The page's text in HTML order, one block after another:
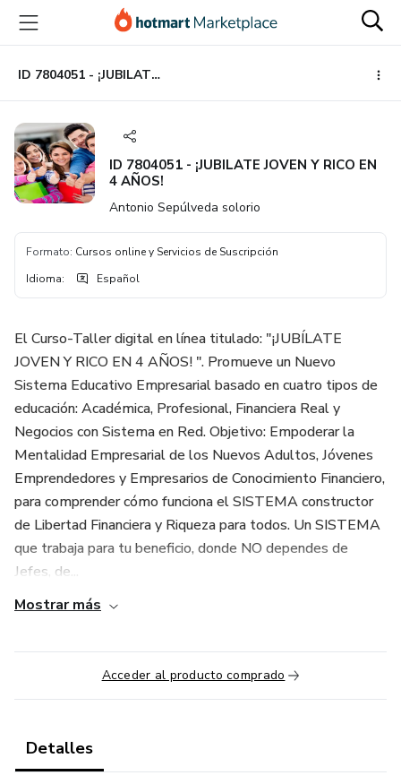
principal
página
de
página
ID 7804051 - ¡JUBILATE JOVEN Y RICO EN 4 AÑOS!
ID 7804051 - ¡JUBILATE JOVEN Y RICO EN
4 AÑOS!
Antonio Sepúlveda solorio
Formato: Cursos online y Servicios de Suscripción
Idioma: Español
El Curso-Taller digital en línea titulado: "¡JUBÍLATE
JOVEN Y RICO EN 4 AÑOS! ". Promueve un Nuevo
Sistema Educativo Empresarial basado en cuatro tipos de
educación: Académica, Profesional, Financiera Real y
Negocios con Sistema en Red. Objetivo: Empoderar la
Mentalidad Empresarial de los Nuevos Adultos, Jóvenes
Emprendedores y Empresarios de Conocimiento Financiero,
para comprender cómo funciona el SISTEMA constructor
de Libertad Financiera y Riqueza para todos. Un SISTEMA
que trabaja para tu beneficio, donde NO dependes de
Jefes, de...
Mostrar más
Acceder al producto comprado
Detalles